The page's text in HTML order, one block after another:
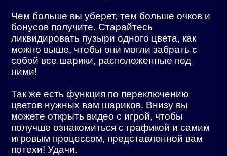
Чем больше вы уберет, тем больше очков и
бонусов получите. Старайтесь
ликвидировать пузыри одного цвета, как
можно выше, чтобы они могли забрать с
собой все шарики, расположенные под
ними!
Так же есть функция по переключению
цветов нужных вам шариков. Внизу вы
можете открыть видео с игрой, чтобы
получше ознакомиться с графикой и самим
игровым процессом, представленной вам
потехи! Удачи.